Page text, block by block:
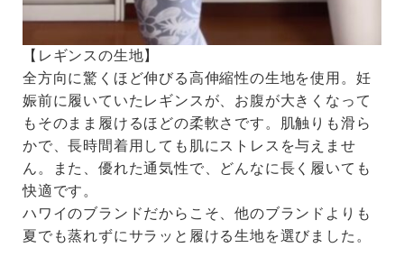
【レギンスの生地】
全方向に驚くほど伸びる高伸縮性の生地を使用。妊
娠前に履いていたレギンスが、お腹が大きくなって
もそのまま履けるほどの柔軟さです。肌触りも滑ら
かで、長時間着用しても肌にストレスを与えませ
ん。また、優れた通気性で、どんなに長く履いても
快適です。
ハワイのブランドだからこそ、他のブランドよりも
夏でも蒸れずにサラッと履ける生地を選びました。